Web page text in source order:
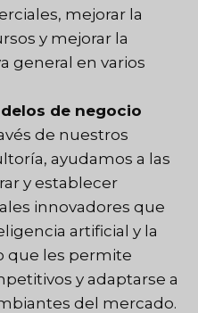
mejorar la
y mejorar la
general en varios
de negocio
de nuestros
ayudamos a las
y establecer
innovadores que
artificial y la
que les permite
y adaptarse a
del mercado.